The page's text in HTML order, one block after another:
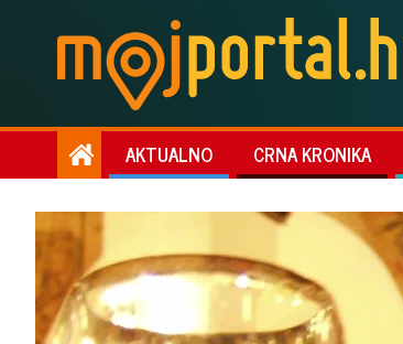
AKTUALNO CRNA KRONIKA